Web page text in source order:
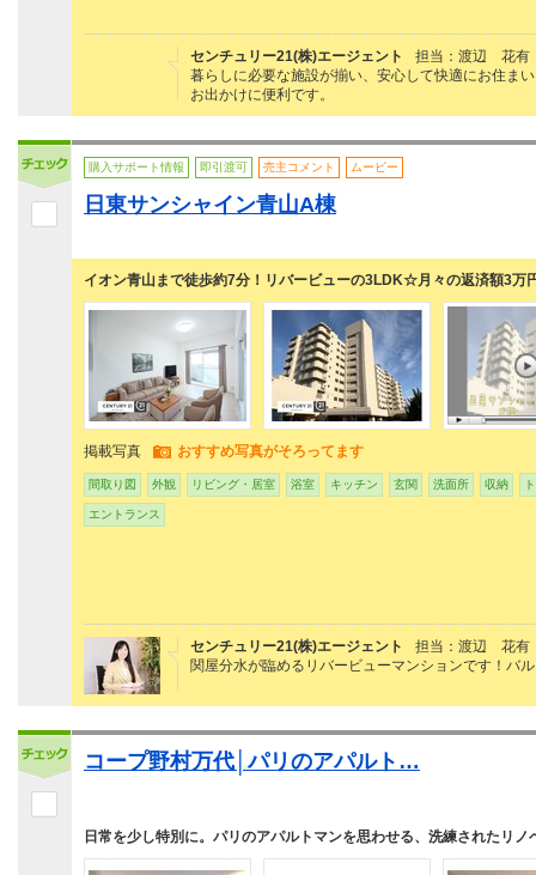
センチュリー21(株)エージェント
担当：渡辺 花有
暮らしに必要な施設が揃い、安心して快適にお住ま
お出かけに便利です。
購入サポート情報 即引渡可 売主コメント ムービー
日東サンシャイン青山A棟
イオン青山まで徒歩約7分！リバービューの3LDK☆月々の返済額3万
掲載写真 おすすめ写真がそろってます
間取り図 外観 リビング・居室 浴室 キッチン 玄関 洗面所 収納
エントランス
センチュリー21(株)エージェント
担当：渡辺 花有
関屋分水が臨めるリバービューマンションです！バ
コープ野村万代│パリのアパルト…
日常を少し特別に。パリのアパルトマンを思わせる、洗練されたリノ